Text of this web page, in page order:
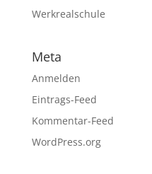
Werkrealschule
Meta
Anmelden
Eintrags-Feed
Kommentar-Feed
WordPress.org